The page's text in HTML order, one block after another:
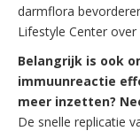
darmflora
Lifestyle Center
Belangrijk is ook
immuunreactie
meer inzetten?
De snelle replicatie